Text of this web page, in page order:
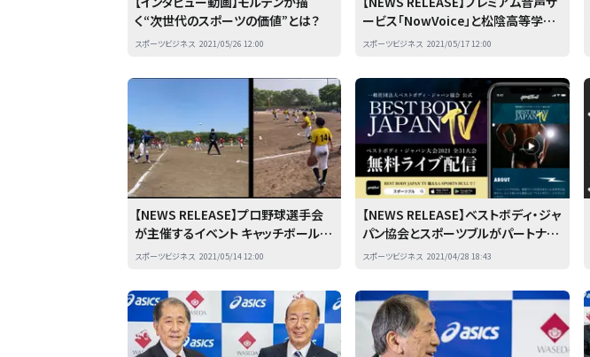
く“次世代のスポーツの価値”とは？
スポーツビジネス 2021/05/26 12:00
ービス「NowVoice」と松陰高等学校
が連携 トップランナーと「声」でつなが
CEO本田圭佑も高校生の夢を応援～
スポーツビジネス 2021/05/17 12:00
【NEWS RELEASE】プロ野球選手会
が主催するイベント キャッチボールク
ラシックでスポーツ漫画をプレゼント
スポーツビジネス 2021/05/14 12:00
【NEWS RELEASE】ベストボディ・ジャ
パン協会とスポーツブルがパートナー
シップ契約を締結 【ベストボディ・ジャ
配信！】
スポーツビジネス 2021/04/28 18:43